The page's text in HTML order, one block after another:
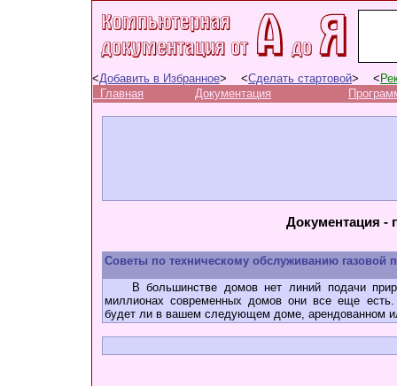
<Добавить в Избранное> <Сделать стартовой> <
Главная
Документация
Документация -
Советы по техническому обслуживанию газовой
В большинстве домов нет линий подачи
миллионах современных домов они все еще
будет ли в вашем следующем доме, арендованном